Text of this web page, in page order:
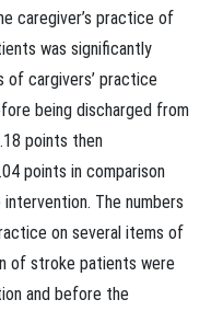
caregiver’s practice of
was significantly
of cargivers’ practice
being discharged from
points then
points in comparison
The numbers
on several items of
of stroke patients were
and before the